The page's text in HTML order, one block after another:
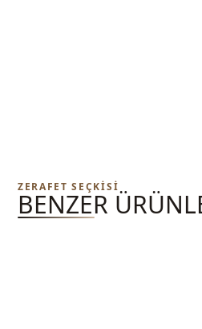
ZERAFET SEÇKISI
BENZER